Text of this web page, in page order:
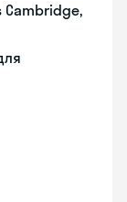
Cambridge,